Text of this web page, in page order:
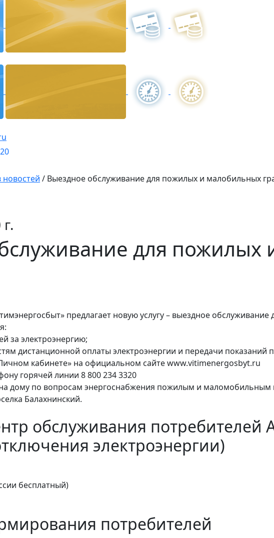
новостей / Выездное обслуживание для пожилых и малобильных
для пожилых
предлагает новую услугу – выездное
за электроэнергию;
дистанционной оплаты электроэнергии и передачи показаний
кабинете» на официальном сайте www.vitimenergosbyt.ru
горячей линии 8 800 234 3320
дому по вопросам энергоснабжения пожилым и маломобильным
Балахнинский.
обслуживания потребителей
электроэнергии)
бесплатный)
потребителей